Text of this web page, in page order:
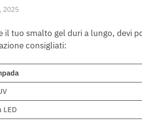
2025
il tuo smalto gel duri a lungo, devi
consigliati:
LED